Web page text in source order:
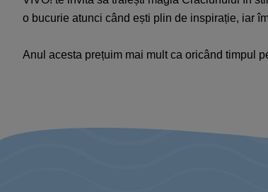
o bucurie atunci când ești plin de inspirație, iar
Anul acesta prețuim mai mult ca oricând timpul